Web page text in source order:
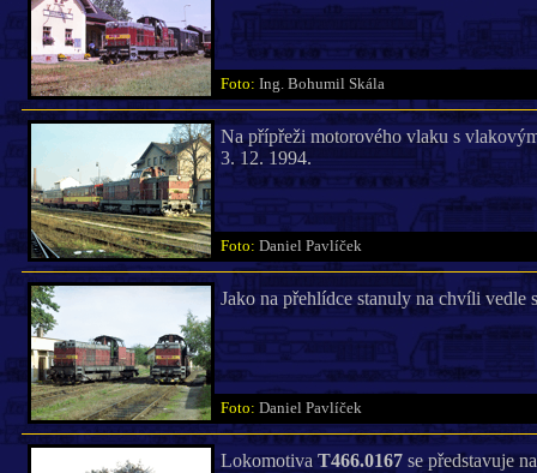
Foto: Ing. Bohumil Skála
Na přípřeži motorového vlaku s
3. 12. 1994.
Foto: Daniel Pavlíček
Jako na přehlídce stanuly na chvíli vedle
Foto: Daniel Pavlíček
Lokomotiva T466.0167se představuje